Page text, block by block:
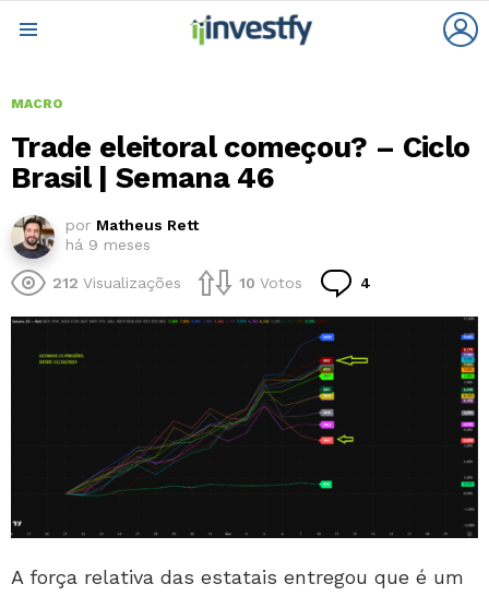
MACRO
Trade eleitoral começou? – Ciclo
Brasil | Semana 46
por Matheus Rett
há 9 meses
212 Visualizações 10 Votos 4
A força relativa das estatais entregou que é um